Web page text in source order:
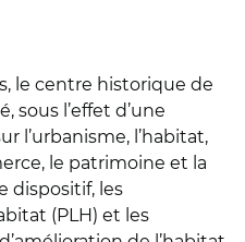
le centre historique de
sous l’effet d’une
l’urbanisme, l’habitat,
le patrimoine et la
dispositif, les
(PLH) et les